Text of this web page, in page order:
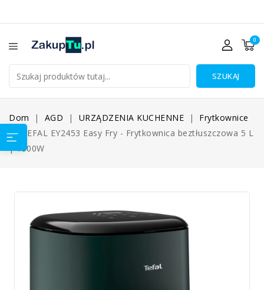
0
SZUKAJ
Dom AGD URZĄDZENIA KUCHENNE
Frytkownice
TEFAL EY2453 Easy Fry - Frytkownica beztłuszczowa 5 L
| 1500W